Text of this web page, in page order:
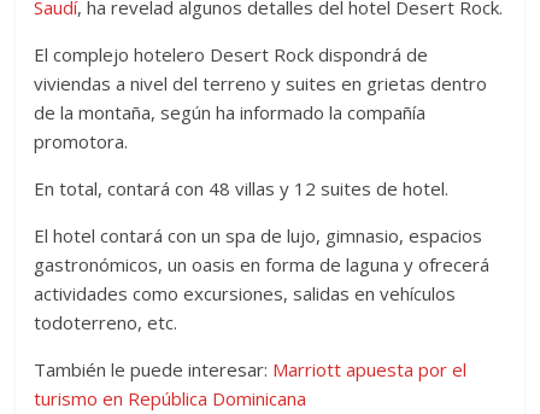
Saudí, ha revelad algunos detalles del hotel Desert Rock.
El complejo hotelero Desert Rock dispondrá de
viviendas a nivel del terreno y suites en grietas dentro
de la montaña, según ha informado la compañía
promotora.
En total, contará con 48 villas y 12 suites de hotel.
El hotel contará con un spa de lujo, gimnasio, espacios
gastronómicos, un oasis en forma de laguna y ofrecerá
actividades como excursiones, salidas en vehículos
todoterreno, etc.
También le puede interesar: Marriott apuesta por el
turismo en República Dominicana